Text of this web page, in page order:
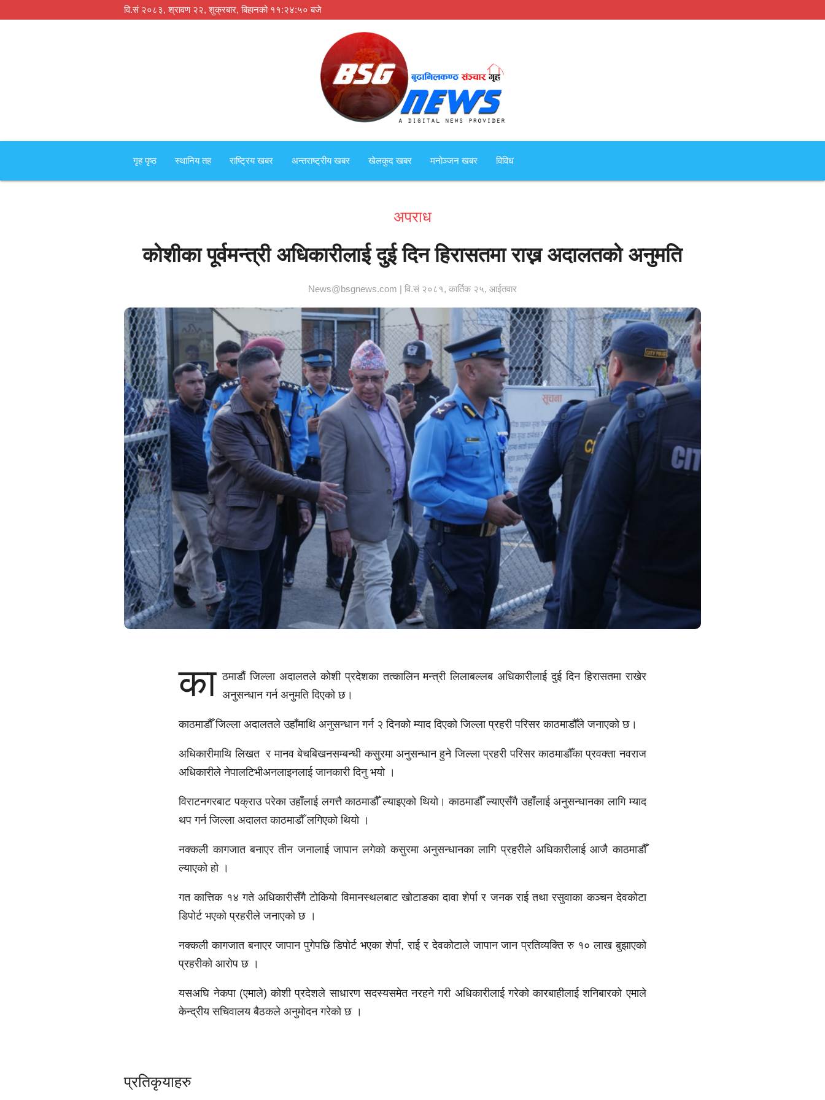
वि.सं २०८३, श्रावण २२, शुक्रबार,बिहानको ११:२४:५१ बजे
गृह पृष्‍ठ स्थानिय तह राष्ट्रिय खबर अन्तराष्ट्रीय खबर खेलकुद खबर मनोञ्जन खबर विविध
अपराध
कोशीका पूर्वमन्त्री अधिकारीलाई दुई दिन हिरासतमा राख्न अदालतको अनुमति
News@bsgnews.com | वि.सं २०८१, कार्तिक २५, आईतवार
का ठमाडौं जिल्ला अदालतले कोशी प्रदेशका तत्कालिन मन्त्री लिलाबल्लब अधिकारीलाई दुई दिन हिरासतमा राखेर
अनुसन्धान गर्न अनुमति दिएको छ।
काठमाडौँ जिल्ला अदालतले उहाँमाथि अनुसन्धान गर्न २ दिनको म्याद दिएको जिल्ला प्रहरी परिसर काठमाडौँले जनाएको छ।
अधिकारीमाथि लिखत र मानव बेचबिखनसम्बन्धी कसुरमा अनुसन्धान हुने जिल्ला प्रहरी परिसर काठमाडौँका प्रवक्ता नवराज
अधिकारीले नेपालटिभीअनलाइनलाई जानकारी दिनु भयो ।
विराटनगरबाट पक्राउ परेका उहाँलाई लगत्तै काठमाडौँ ल्याइएको थियो। काठमाडौँ ल्याएसँगै उहाँलाई अनुसन्धानका लागि म्याद
थप गर्न जिल्ला अदालत काठमाडौँ लगिएको थियो ।
नक्कली कागजात बनाएर तीन जनालाई जापान लगेको कसुरमा अनुसन्धानका लागि प्रहरीले अधिकारीलाई आजै काठमाडौँ
ल्याएको हो ।
गत कात्तिक १४ गते अधिकारीसँगै टोकियो विमानस्थलबाट खोटाङका दावा शेर्पा र जनक राई तथा रसुवाका कञ्चन देवकोटा
डिपोर्ट भएकाे प्रहरीले जनाएको छ ।
नक्कली कागजात बनाएर जापान पुगेपछि डिपोर्ट भएका शेर्पा, राई र देवकोटाले जापान जान प्रतिव्यक्ति रु १० लाख बुझाएको
प्रहरीको आरोप छ ।
यसअघि नेकपा (एमाले) कोशी प्रदेशले साधारण सदस्यसमेत नरहने गरी अधिकारीलाई गरेको कारबाहीलाई शनिबारको एमाले
केन्द्रीय सचिवालय बैठकले अनुमोदन गरेको छ ।
प्रतिकृयाहरु